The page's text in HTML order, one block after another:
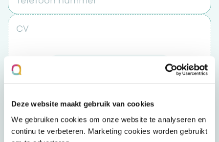
Deze website maakt gebruik van cookies
We gebruiken cookies om onze website te analyseren en
continu te verbeteren. Marketing cookies worden gebruikt
CV
Door op “verzenden” te klikken accepteert u
privacybeleid
Verzenden